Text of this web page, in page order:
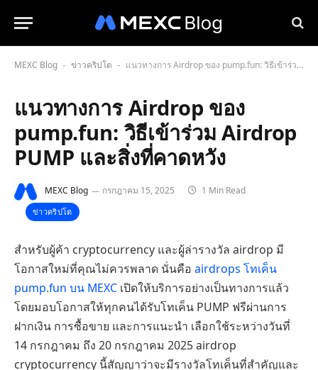
MEXC Blog - ข่าวคริปโต - แนวทางการ Airdrop ของ pump.fun: วิธีเข้าร่วม Airdrop PUMP และสิ่งที่คาดหวัง
แนวทางการ Airdrop ของ
pump.fun: วิธีเข้าร่วม Airdrop
PUMP และสิ่งที่คาดหวัง
MEXC Blog กรกฎาคม 15, 2025 1 Min Read
ข่าวคริปโต
สำหรับผู้ค้า cryptocurrency และผู้ล่ารางวัล airdrop มี
โอกาสใหม่ที่คุณไม่ควรพลาด นั่นคือ airdrops โทเค็น
pump.fun บน MEXC เปิดให้บริการอย่างเป็นทางการแล้ว
โดยมอบโอกาสให้ทุกคนได้รับโทเค็น PUMP ฟรีผ่านการ
ฝากเงิน การซื้อขาย และการแนะนำ เลือกใช้ระหว่างวันที่
14 กรกฎาคม ถึง 20 กรกฎาคม 2025 airdrop
cryptocurrency นี้สัญญาว่าจะมีรางวัลโทเค็นที่สำคัญและ